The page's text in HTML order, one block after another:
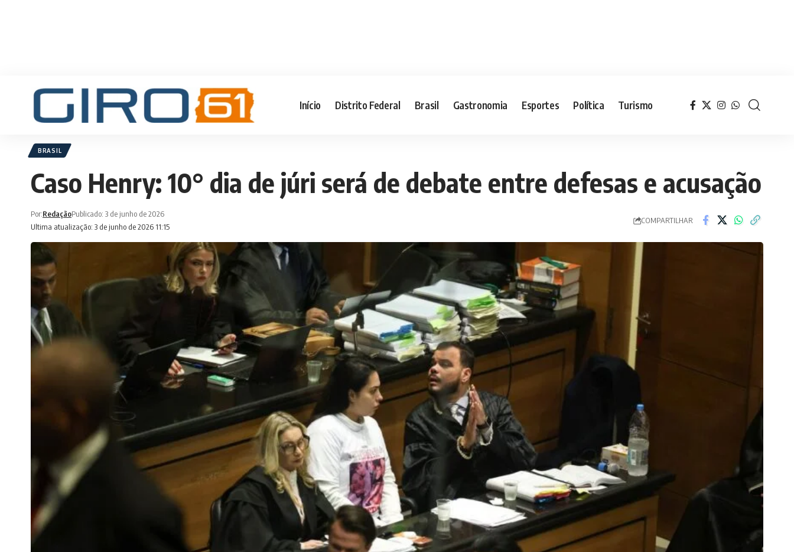
Início Distrito Federal Brasil Gastronomia Esportes Política Turismo
BRASIL
Caso Henry: 10° dia de júri será de debate entre defesas e acusação
Ultima atualização: 3 de junho de 2026 11:15
Por:RedaçãoPublicado: 3 de junho de 2026
COMPARTILHAR